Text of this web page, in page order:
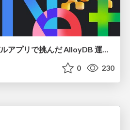
メルカリのグローバルアプリで挑んだ AlloyDB 運用と課題解決の実践記
0 230